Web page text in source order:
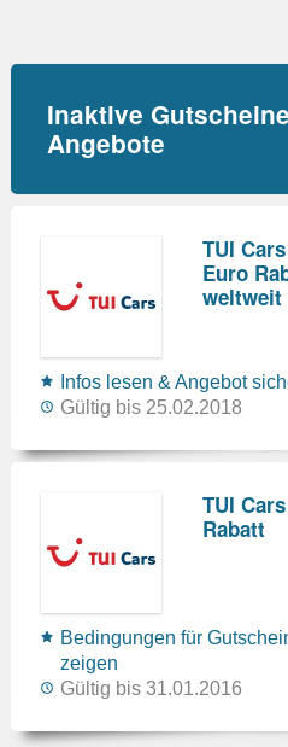
Inaktive
Angebote
TUI
Euro
weltweit
Infos lesen & Angebot
Gültig bis 25.02.2018
TUI
Rabatt
Bedingungen für
zeigen
Gültig bis 31.01.2016